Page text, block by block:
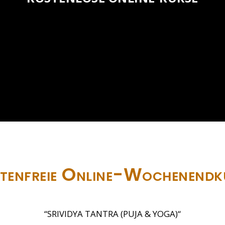
Online-
“SRIVIDYA TANTRA (PUJA & YOGA)“